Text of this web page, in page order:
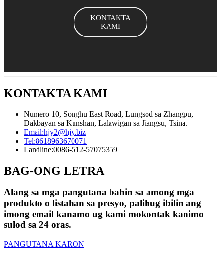
KONTAKTA
KAMI
KONTAKTA KAMI
Numero 10, Songhu East Road, Lungsod sa Zhangpu,
Dakbayan sa Kunshan, Lalawigan sa Jiangsu, Tsina.
Email:hjy2@hjy.biz
Tel:8618963670071
Landline:0086-512-57075359
BAG-ONG LETRA
Alang sa mga pangutana bahin sa among mga
produkto o listahan sa presyo, palihug ibilin ang
imong email kanamo ug kami mokontak kanimo
sulod sa 24 oras.
PANGUTANA KARON